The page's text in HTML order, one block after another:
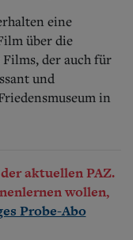
eine
über die
der auch für
und
in
aktuellen PAZ.
wollen,
Probe-Abo